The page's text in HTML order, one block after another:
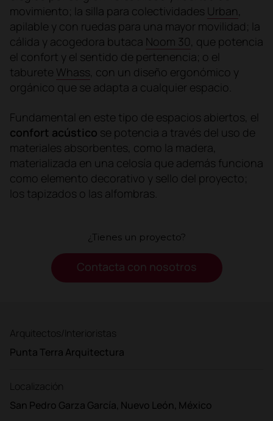
movimiento; la silla para colectividades Urban,
apilable y con ruedas para una mayor movilidad; la
cálida y acogedora butaca Noom 30, que potencia
el confort y el sentido de pertenencia; o el
taburete Whass, con un diseño ergonómico y
orgánico que se adapta a cualquier espacio.
Fundamental en este tipo de espacios abiertos, el
confort acústico se potencia a través del uso de
materiales absorbentes, como la madera,
materializada en una celosía que además funciona
como elemento decorativo y sello del proyecto;
los tapizados o las alfombras.
¿Tienes un proyecto?
Contacta con nosotros
Arquitectos/Interioristas
Punta Terra Arquitectura
Localización
San Pedro Garza García, Nuevo León, México